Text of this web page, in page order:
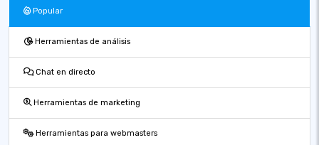
Popular
Herramientas de análisis
Chat en directo
Herramientas de marketing
Herramientas para webmasters